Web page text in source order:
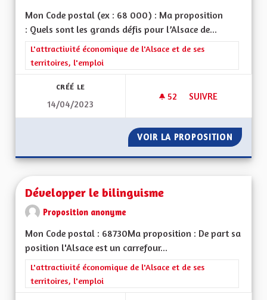
Mon Code postal (ex : 68 000) : Ma proposition
: Quels sont les grands défis pour l’Alsace de...
Filtrer les résultats de la catégorie : L'attractivité
L'attractivité économique de l'Alsace et de ses
territoires, l'emploi
CRÉÉ LE
14/04/2023
52 52 ABONNÉS
SUIVRE
VOIR LA PROPOSITION NE
Développer le bilinguisme
Proposition anonyme
Mon Code postal : 68730Ma proposition : De part sa
position l'Alsace est un carrefour...
Filtrer les résultats de la catégorie : L'attractivité
L'attractivité économique de l'Alsace et de ses
territoires, l'emploi